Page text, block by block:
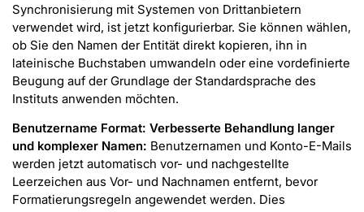
Synchronisierung mit Systemen von Drittanbietern
verwendet wird, ist jetzt konfigurierbar. Sie können wählen,
ob Sie den Namen der Entität direkt kopieren, ihn in
lateinische Buchstaben umwandeln oder eine vordefinierte
Beugung auf der Grundlage der Standardsprache des
Instituts anwenden möchten.
Benutzername Format: Verbesserte Behandlung langer
und komplexer Namen: Benutzernamen und Konto-E-Mails
werden jetzt automatisch vor- und nachgestellte
Leerzeichen aus Vor- und Nachnamen entfernt, bevor
Formatierungsregeln angewendet werden. Dies